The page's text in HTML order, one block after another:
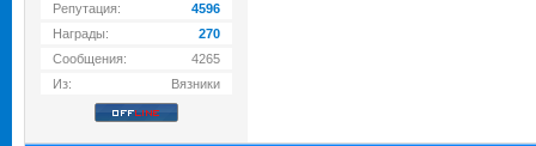
Репутация:
4596
Награды:
270
Сообщения:
4265
Из:
Вязники